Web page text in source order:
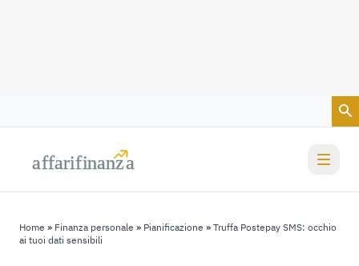
affarifinanza
affarifinanza
Home » Finanza personale » Pianificazione » Truffa Postepay SMS: occhio
ai tuoi dati sensibili